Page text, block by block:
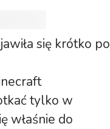
się krótko po
tylko w
właśnie do